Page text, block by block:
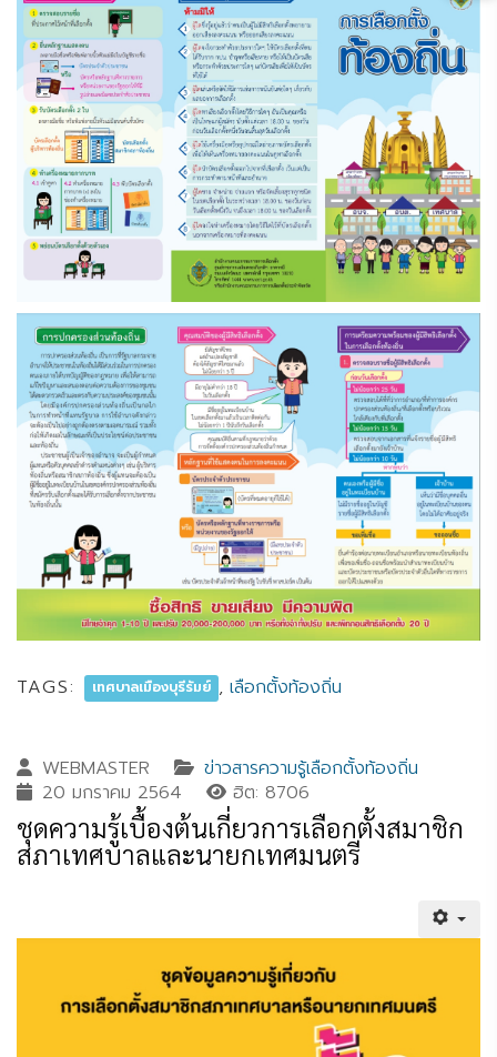
TAGS: เทศบาลเมืองบุรีรัมย์ ,เลือกตั้งท้องถิ่น
WEBMASTER
ข่าวสารความรู้เลือกตั้งท้องถิ่น
20 มกราคม 2564
ฮิต: 8706
ชุดความรู้เบื้องต้นเกี่ยวการเลือกตั้งสมาชิก
สภาเทศบาลและนายกเทศมนตรี